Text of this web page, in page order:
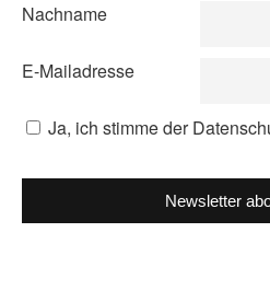
Nachname
E-Mailadresse
Ja, ich stimme der
Newsletter